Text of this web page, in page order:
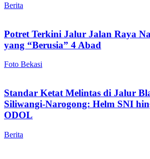
Berita
Potret Terkini Jalur Jalan Raya
yang “Berusia” 4 Abad
Foto Bekasi
Standar Ketat Melintas di Jalur
Siliwangi-Narogong: Helm SNI
ODOL
Berita